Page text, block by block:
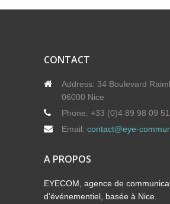
CONTACT
Address: 34 Boulevard
06000 Nice
Phone: +33 (0)4 89 98 09 51
Email: contact@eye-
A PROPOS
EYECOM, agence de
d’événementiel, basée à Nice.